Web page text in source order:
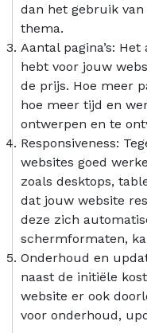
dan het gebruik
thema.
Aantal pagina’s:
hebt voor jouw
de prijs. Hoe meer
hoe meer tijd en
ontwerpen en te
Responsiveness:
websites goed
zoals desktops,
dat jouw website
deze zich
schermformaten,
Onderhoud en
naast de initiële
website er ook
voor onderhoud,